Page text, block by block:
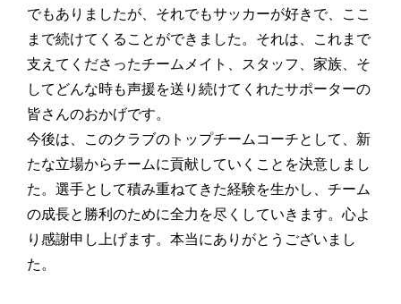
でもありましたが、それでもサッカーが好きで、ここ
まで続けてくることができました。それは、これまで
支えてくださったチームメイト、スタッフ、家族、そ
してどんな時も声援を送り続けてくれたサポーターの
皆さんのおかげです。
今後は、このクラブのトップチームコーチとして、新
たな立場からチームに貢献していくことを決意しまし
た。選手として積み重ねてきた経験を生かし、チーム
の成長と勝利のために全力を尽くしていきます。心よ
り感謝申し上げます。本当にありがとうございまし
た。